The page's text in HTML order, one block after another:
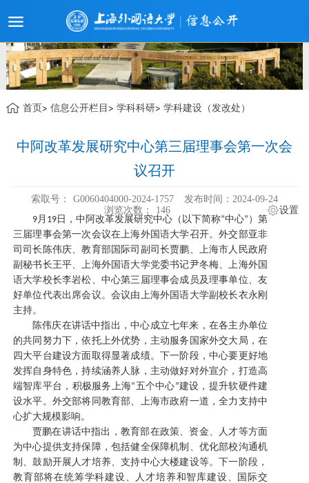
首页 信息公开栏目 学科科研 学科建设（发改处）
中阿改革发展研究中心第三届理事会第一次会
议召开
索取号： G0060404000-2024-1757
发布时间：2024-09-24
浏览次数：
146
设置
9月 19日，中阿改革发展研究中心（以下简称“中心” ）第
三届理事会第一次会议在上海外国语大学召开。外交部亚非
司司长陈伟庆、教育部国际司副司长贾鹏、上海市人民政府
副秘书长王平、上海外国语大学党委书记尹冬梅、上海外国
语大学校长李岩松、中心第三届理事会成员及理事单位、友
好单位代表出席会议。会议由上海外国语大学副校长衣永刚
主持。
陈伟庆在讲话中指出，中心成立七年来，在各主办单位
的共同努力下，依托上外优势，主动服务国家外交大局，在
四大平台建设方面取得显著成绩。下一阶段，中心要更好地
发挥自身特色，持续涵养人脉，主动做好对外宣介，打造高
端智库平台，积极服务上海“五个中心”建设，提升软硬件建
设水平。外交部将同教育部、上海市政府一道，全力支持中
心扩大规模影响。
贾鹏在讲话中指出，教育部在政策、资金、人才等方面
为中心提供支持保障，包括健全保障机制、优化部校沟通机
制、鼓励开展人才培养、支持中心大楼建设等。下一阶段，
教育部将在统筹学科建设、人才培养和智库建设、国际交